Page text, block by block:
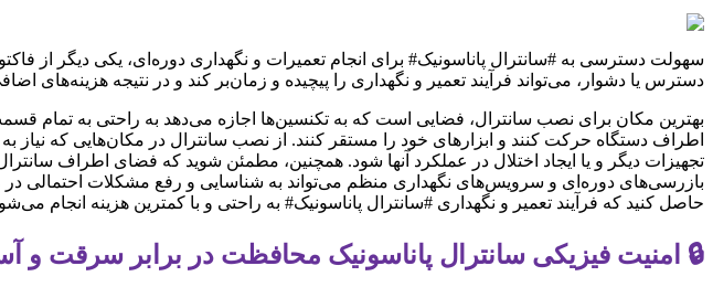
سهولت دسترسی به #سانترال پاناسونیک# برای انجام تعمیرات و نگهداری دوره‌ای، یکی دیگر از
دسترس یا دشوار، می‌تواند فرآیند تعمیر و نگهداری را پیچیده و زمان‌بر کند و در نتیجه هزینه‌های
بهترین مکان برای نصب سانترال، فضایی است که به تکنسین‌ها اجازه می‌دهد به راحتی به تمام
اطراف دستگاه حرکت کنند و ابزارهای خود را مستقر کنند. از نصب سانترال در مکان‌هایی که نیاز
تجهیزات دیگر و یا ایجاد اختلال در عملکرد آنها شود. همچنین، مطمئن شوید که فضای اطراف
بازرسی‌های دوره‌ای و سرویس‌های نگهداری منظم می‌تواند به شناسایی و رفع مشکلات احتمالی در
حاصل کنید که فرآیند تعمیر و نگهداری #سانترال پاناسونیک# به راحتی و با کمترین هزینه انجام
🔒 امنیت فیزیکی سانترال پاناسونیک محافظت در برابر سرقت و